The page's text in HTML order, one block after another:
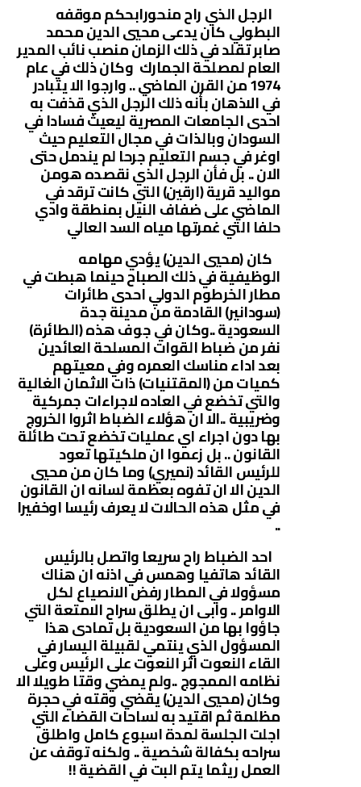
الرجل الذي راح منحورابحكم موقفه
البطولي كان يدعى محيي الدين محمد
صابر تقلد في ذلك الزمان منصب نائب المدير
العام لمصلحة الجمارك وكان ذلك في عام
1974 من القرن الماضي .. وارجوا الا يتبادر
في الاذهان بأنه ذلك الرجل الذي قذفت به
احدى الجامعات المصرية ليعيث فسادا في
السودان وبالذات في مجال التعليم حيث
اوغر في جسم التعليم جرحا لم يندمل حتى
الان .. بل فأن الرجل الذي نقصده هومن
مواليد قرية (ارقين) التي كانت ترقد في
الماضي على ضفاف النيل بمنطقة وادي
حلفا التي غمرتها مياه السد العالي
كان (محيي الدين) يؤدي مهامه
الوظيفية في ذلك الصباح حينما هبطت في
مطار الخرطوم الدولي احدى طائرات
(سودانير) القادمة من مدينة جدة
السعودية ..وكان في جوف هذه (الطائرة)
نفر من ضباط القوات المسلحة العائدين
بعد اداء مناسك العمره وفي معيتهم
كميات من (المقتنيات) ذات الاثمان الغالية
والتي تخضع في العاده لاجراءات جمركية
وضريبية ..الا ان هؤلاء الضباط اثروا الخروج
بها دون اجراء اي عمليات تخضع تحت طائلة
القانون .. بل زعموا ان ملكيتها تعود
للرئيس القائد (نميري) وما كان من محيي
الدين الا ان تفوه بعظمة لسانه ان القانون
في مثل هذه الحالات لا يعرف رئيسا اوخفيرا
..
احد الضباط راح سريعا واتصل بالرئيس
القائد هاتفيا وهمس في اذنه ان هناك
مسؤولا في المطار رفض الانصياع لكل
الاوامر .. وابى ان يطلق سراح الامتعة التي
جاؤوا بها من السعودية بل تمادى هذا
المسؤول الذي ينتمي لقبيلة اليسار في
القاء النعوت اثر النعوت على الرئيس وعلى
نظامه الممجوج ..ولم يمضي وقتا طويلا الا
وكان (محيي الدين) يقضي وقته في حجرة
مظلمة ثم اقتيد به لساحات القضاء التي
اجلت الجلسة لمدة اسبوع كامل واطلق
سراحه بكفالة شخصية .. ولكنه توقف عن
العمل ريثما يتم البت في القضية !!